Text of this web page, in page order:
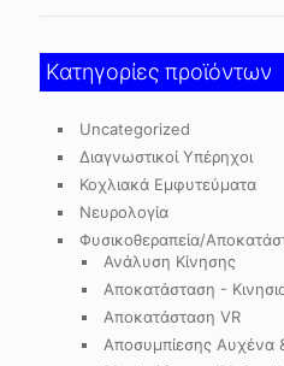
Κατηγορίες προϊόντων
Uncategorized
Διαγνωστικοί Υπέρηχοι
Κοχλιακά Εμφυτεύματα
Νευρολογία
Φυσικοθεραπεία/
Ανάλυση Κίνησης
Αποκατάσταση -
Αποκατάσταση VR
Αποσυμπίεσης Αυχένα